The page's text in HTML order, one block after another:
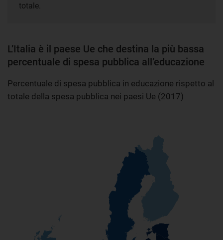
totale.
L’Italia è il paese Ue che destina la più bassa
percentuale di spesa pubblica all’educazione
Percentuale di spesa pubblica in educazione rispetto al
totale della spesa pubblica nei paesi Ue (2017)